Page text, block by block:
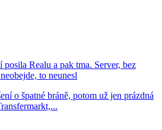
Realu a pak tma. Server, bez
to neunesl
o špatné bráně, potom už jen prázdná